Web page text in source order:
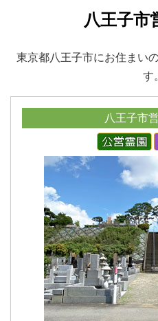
八王子市
東京都八王子市にお住まい
す
八王子市